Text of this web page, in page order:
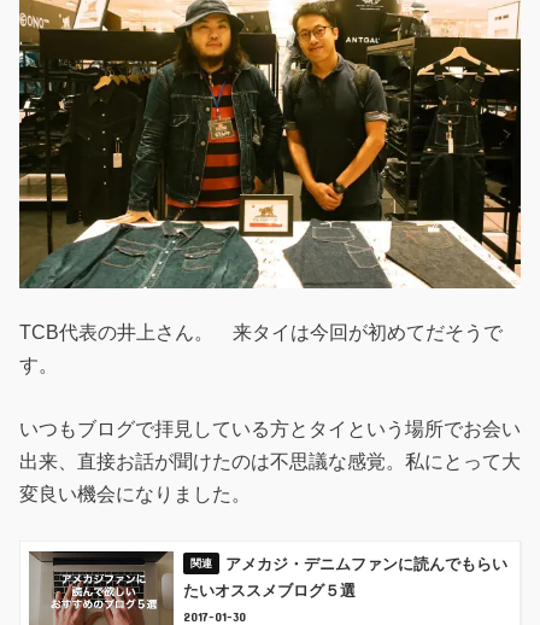
TCB代表の井上さん。 来タイは今回が初めてだそうで
す。
いつもブログで拝見している方とタイという場所でお会い
出来、直接お話が聞けたのは不思議な感覚。私にとって大
変良い機会になりました。
アメカジ・デニムファンに読んでもらい
たいオススメブログ５選
2017-01-30